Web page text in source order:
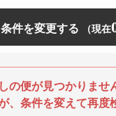
条件を変更する
の便が見つかりませ
、条件を変えて再度